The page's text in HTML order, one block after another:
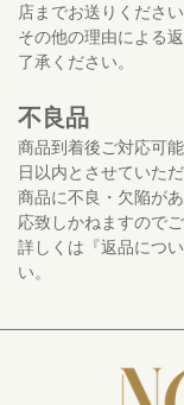
店までお送りください
その他の理由による
了承ください。
不良品
商品到着後ご対応可
日以内とさせていただ
商品に不良・欠陥が
応致しかねますので
詳しくは『返品につ
い。